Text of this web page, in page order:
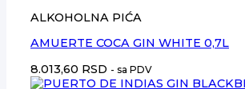
ALKOHOLNA PIĆA
AMUERTE COCA GIN WHITE 0,7L
8.013,60 RSD - sa PDV